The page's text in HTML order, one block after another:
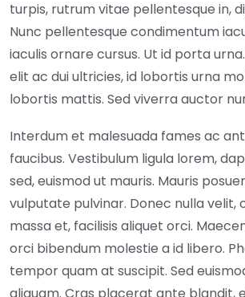
turpis, rutrum vitae pellentesque in,
Nunc pellentesque condimentum
iaculis ornare cursus. Ut id porta
elit ac dui ultricies, id lobortis urna
lobortis mattis. Sed viverra auctor
Interdum et malesuada fames ac
faucibus. Vestibulum ligula lorem,
sed, euismod ut mauris. Mauris
vulputate pulvinar. Donec nulla velit,
massa et, facilisis aliquet orci.
orci bibendum molestie a id libero.
tempor quam at suscipit. Sed